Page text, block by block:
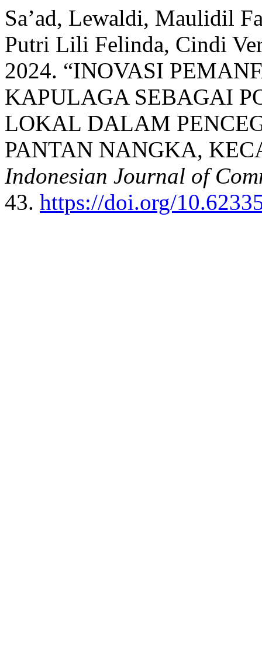
Sa’ad, Lewaldi, Maulidil
Putri Lili Felinda, Cindi
2024. “INOVASI
KAPULAGA SEBAGAI
LOKAL DALAM
PANTAN NANGKA,
Indonesian Journal of
43. https://doi.org/